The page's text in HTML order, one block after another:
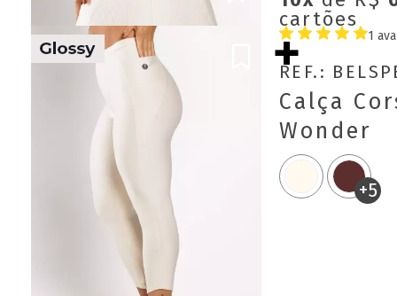
cartões
1
REF.:
+5
Calça
Wonder